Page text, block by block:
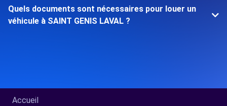
Quels documents sont nécessaires pour louer un
véhicule à SAINT GENIS LAVAL ?
Accueil